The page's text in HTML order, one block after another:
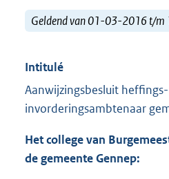
Geldend van 01-03-2016 t/
Intitulé
Aanwijzingsbesluit
invorderingsambtenaar
Het college van
de gemeente Gennep: